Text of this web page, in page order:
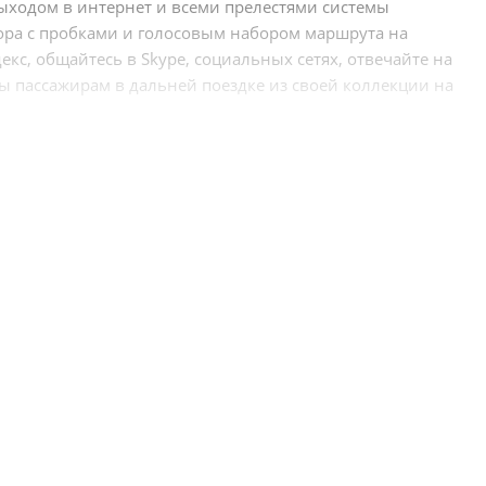
в интернет и всеми прелестями системы
с пробками и голосовым набором маршрута на
общайтесь в Skype, социальных сетях, отвечайте на
в дальней поездке из своей коллекции на
системой происходит при помощи штатных кнопок